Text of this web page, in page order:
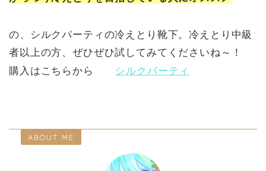
の、シルクパーティの冷えとり靴下。冷えとり中級
者以上の方、ぜひぜひ試してみてくださいね～！
購入はこちらから
シルクパーティ
ABOUT ME